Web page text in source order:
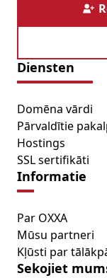
Diensten
Domēna vārdi
Pārvaldītie
Hostings
SSL sertifikāti
Informatie
Par OXXA
Mūsu partneri
Kļūsti par
Sekojiet